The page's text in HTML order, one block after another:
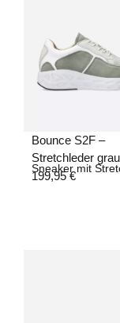
Bounce S2F –
Stretchleder
Sneaker mit
199,95€